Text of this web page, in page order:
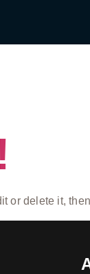
or delete it,